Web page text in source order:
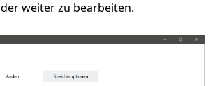
weiter zu bearbeiten.